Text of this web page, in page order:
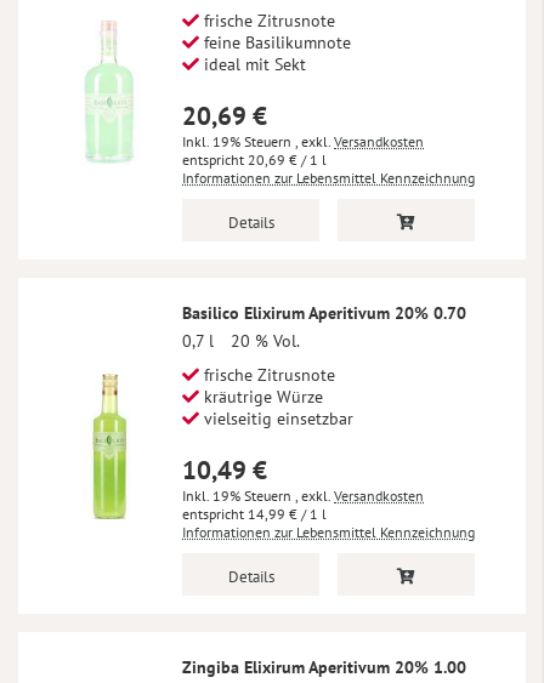
frische Zitrusnote
feine Basilikumnote
ideal mit Sekt
20,69 €
Inkl. 19% Steuern , exkl. Versandkosten
20,69 € / 1 l
Informationen zur Lebensmittel Kennzeichnung
Details
Basilico Elixirum Aperitivum 20% 0.70
0,7 l
20 % Vol.
frische Zitrusnote
kräutrige Würze
vielseitig einsetzbar
10,49 €
Inkl. 19% Steuern , exkl. Versandkosten
14,99 € / 1 l
Informationen zur Lebensmittel Kennzeichnung
Details
Zingiba Elixirum Aperitivum 20% 1.00